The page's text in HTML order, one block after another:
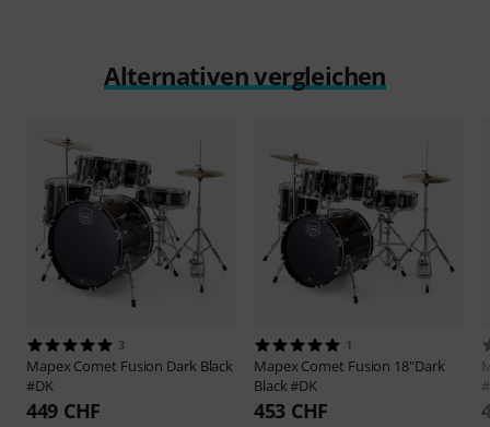
Alternativen vergleichen
3
Mapex Comet Fusion Dark Black
#DK
449 CHF
1
Mapex Comet Fusion 18"Dark
Black #DK
453 CHF